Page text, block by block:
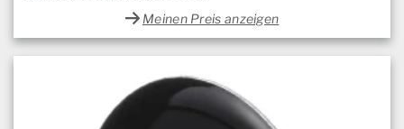
Meinen Preis anzeigen